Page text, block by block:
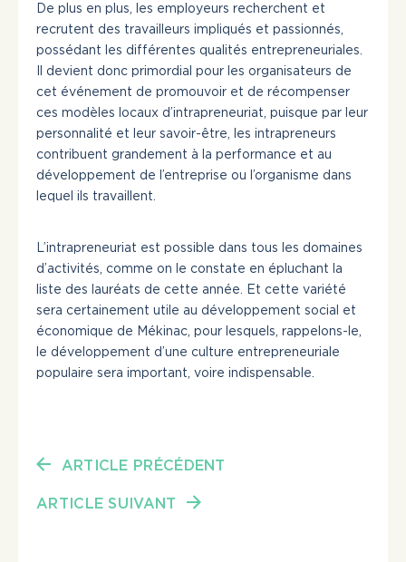
De plus en plus, les employeurs recherchent et
recrutent des travailleurs impliqués et passionnés,
possédant les différentes qualités entrepreneuriales.
Il devient donc primordial pour les organisateurs de
cet événement de promouvoir et de récompenser
ces modèles locaux d’intrapreneuriat, puisque par leur
personnalité et leur savoir-être, les intrapreneurs
contribuent grandement à la performance et au
développement de l’entreprise ou l’organisme dans
lequel ils travaillent.
L’intrapreneuriat est possible dans tous les domaines
d’activités, comme on le constate en épluchant la
liste des lauréats de cette année. Et cette variété
sera certainement utile au développement social et
économique de Mékinac, pour lesquels, rappelons-le,
le développement d’une culture entrepreneuriale
populaire sera important, voire indispensable.
ARTICLE PRÉCÉDENT
ARTICLE SUIVANT